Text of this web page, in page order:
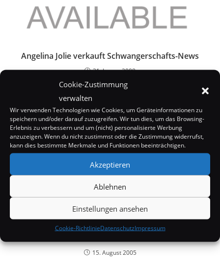
Cookie-Zustimmung
verwalten
Wir verwenden Technologien wie Cookies, um Geräteinformationen zu
speichern und/oder darauf zuzugreifen. Wir tun dies, um das Browsing-
Erlebnis zu verbessern und um (nicht) personalisierte Werbung
anzuzeigen. Wenn du nicht zustimmst oder die Zustimmung widerrufst,
kann dies bestimmte Merkmale und Funktionen beeinträchtigen.
Akzeptieren
Ablehnen
Einstellungen ansehen
Cookie-RichtlinieDatenschutzImpressum
Angelina Jolie verkauft Schwangerschafts-News
31. Januar 2008
Kleidung, Bilder und Einrichtung aus O.C.,
15. August 2005